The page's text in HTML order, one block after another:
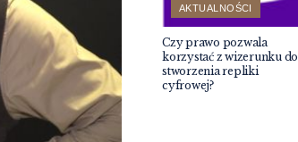
AKTUALNOŚCI
Czy prawo pozwala
korzystać z wizerunku do
stworzenia repliki
cyfrowej?